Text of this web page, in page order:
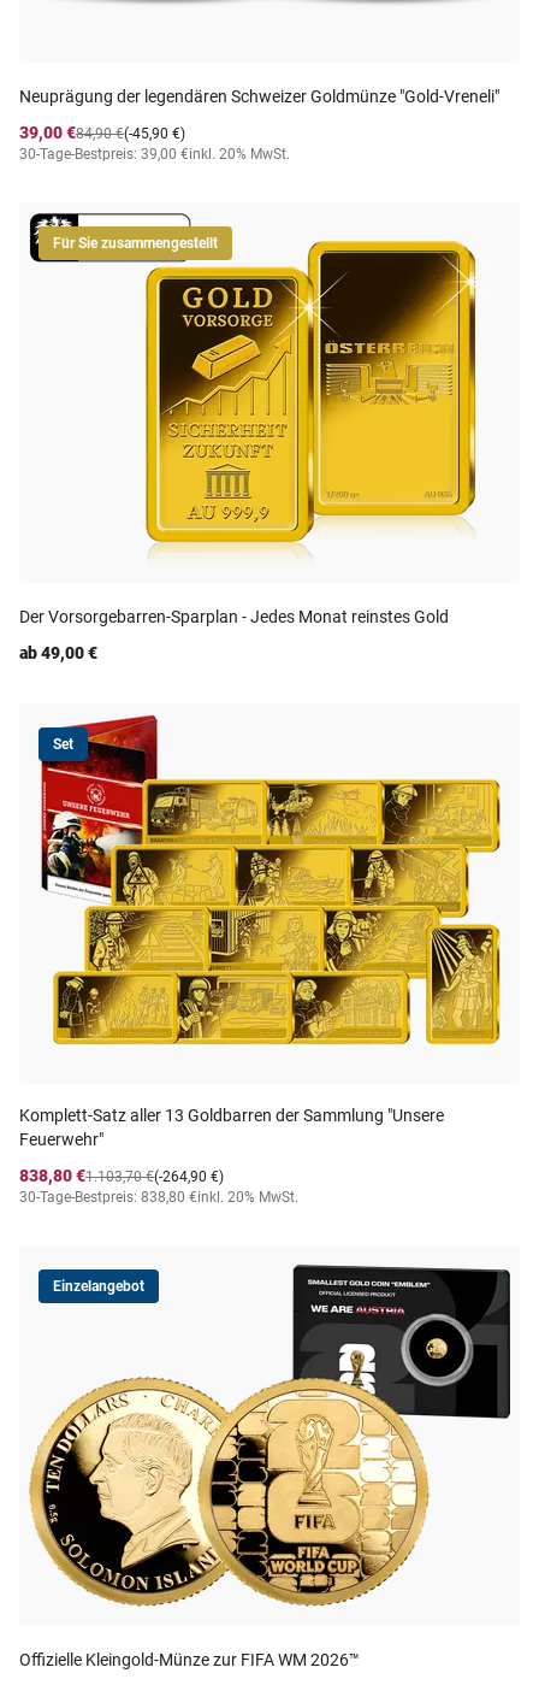
Neuprägung der legendären Schweizer Goldmünze "Gold-Vreneli"
39,00 €
(-45,90 €)
84,90 €
30-Tage-Bestpreis: 39,00 €inkl. 20% MwSt.
Für Sie zusammengestellt
Der Vorsorgebarren-Sparplan - Jedes Monat reinstes Gold
ab 49,00 €
Set
Komplett-Satz aller 13 Goldbarren der Sammlung "Unsere
Feuerwehr"
838,80 €
(-264,90 €)
1.103,70 €
30-Tage-Bestpreis: 838,80 €inkl. 20% MwSt.
Einzelangebot
Offizielle Kleingold-Münze zur FIFA WM 2026™